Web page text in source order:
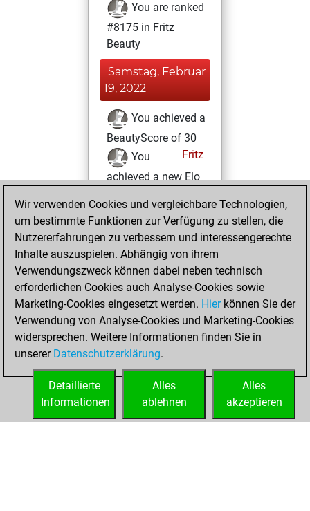
You are ranked
#8175 in Fritz
Beauty
Samstag, Februar
19, 2022
You achieved a
BeautyScore of 30
Fritz
You
achieved a new Elo
Mittwoch,
Februar 16, 2022
You created
your Fritz account
Fritz
You
played 94 blitz
games
Play
You scored +18
=2 -74 in blitz
Wir verwenden Cookies und vergleichbare Technologien,
um bestimmte Funktionen zur Verfügung zu stellen, die
Nutzererfahrungen zu verbessern und interessengerechte
Inhalte auszuspielen. Abhängig von ihrem
Verwendungszweck können dabei neben technisch
erforderlichen Cookies auch Analyse-Cookies sowie
Marketing-Cookies eingesetzt werden. Hierkönnen Sie der
Verwendung von Analyse-Cookies und Marketing-Cookies
widersprechen. Weitere Informationen finden Sie in
unserer Datenschutzerklärung.
Alles
akzeptieren
Alles
ablehnen
Detaillierte
Informationen